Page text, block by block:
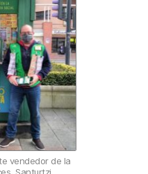
vendedor de la